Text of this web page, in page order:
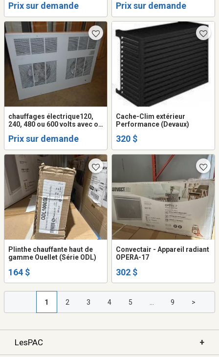
Prix sur demande Prix sur demande
chauffages électrique120,
240, 480 ou 600 volts avec ou
Prix sur demande
Cache-Clim extérieur
Performance (Devaux)
320 $
Plinthe chauffante haut de
gamme Ouellet (Série ODL)
164 $
Convectair - Appareil radiant
OPERA-17
302 $
1 2 3 4 5 9 >
LesPAC +